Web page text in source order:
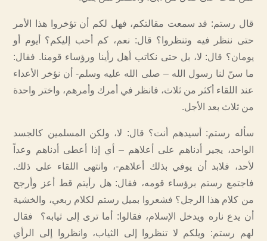
قال رستم: قد سمعت مقالتكم، فهل لكم أن تؤخروا هذا الأمر
حتى ننظر فيه وتنظروا؟ قال: نعم، كم أحب إليكم؟ أيوم أو
يومان؟ قال: لا، بل حتى نكاتب أهل رأينا ورؤساء قومنا. فقال:
ما سنّ لنا رسول الله – صلى الله عليه وسلم- أن نؤخر الأعداء
عند اللقاء أكثر من ثلاث، فانظر في أمرك وأمرهم، واختر واحدة
من ثلاث بعد الأجل.
سأله رستم: أسيدهم أنت؟ قال: لا، ولكن المسلمين كالجسد
الواحد، يجير أدناهم على أعلاهم – أي إذا أعطى أدناهم وعداً
لأحد، فلابد أن يوفي بذلك أعلاهم-، وانتهى اللقاء على ذلك.
فاجتمع رستم برؤساء قومه، فقال: هل رأيتم قط أعز وأرجح
من كلام هذا الرجل؟ فشعروا بميل رستم لكلام ربعي، والخشية
أن يدع ناره ويدخل الإسلام، فقالوا: أما ترى إلى ثيابه؟ فقال
لهم رستم: ويلكم لا تنظروا إلى الثياب، وانظروا إلى الرأي